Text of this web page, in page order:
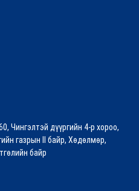
Чингэлтэй дүүргийн 4-р хороо,
газрын II байр, Хөдөлмөр,
байр